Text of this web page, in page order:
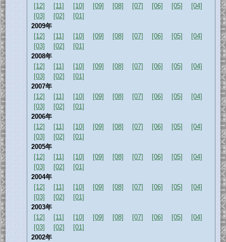
[12]
[11] [10] [09] [08] [07] [06] [05]
[04]
[03]
[02]
[01]
2009年
[12]
[11] [10] [09] [08] [07] [06] [05]
[04]
[03]
[02]
[01]
2008年
[12]
[11] [10] [09] [08] [07] [06] [05]
[04]
[03]
[02]
[01]
2007年
[12]
[11] [10] [09] [08] [07] [06] [05]
[04]
[03]
[02]
[01]
2006年
[12]
[11] [10] [09] [08] [07] [06] [05]
[04]
[03]
[02]
[01]
2005年
[12]
[11] [10] [09] [08] [07] [06] [05]
[04]
[03]
[02]
[01]
2004年
[12]
[11] [10] [09] [08] [07] [06] [05]
[04]
[03]
[02]
[01]
2003年
[12]
[11] [10] [09] [08] [07] [06] [05]
[04]
[03]
[02]
[01]
2002年